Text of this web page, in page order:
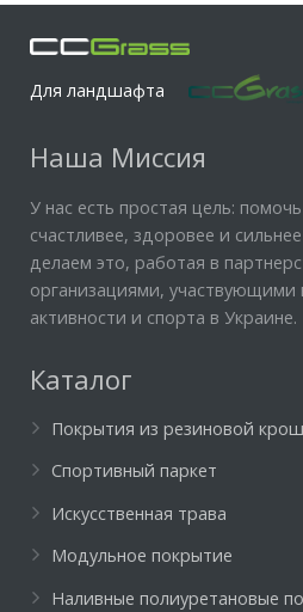
Для ландшафта
Наша Миссия
У нас есть простая цель:
счастливее, здоровее и
делаем это, работая в
организациями, участвующими
активности и спорта в Украине.
Каталог
Покрытия из резиновой
Спортивный паркет
Искусственная трава
Модульное покрытие
Наливные полиуретановые